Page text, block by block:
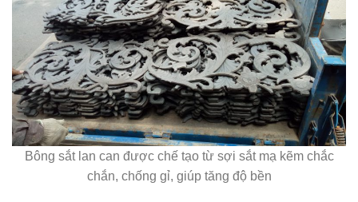
Bông sắt lan can được chế tạo từ sợi sắt mạ kẽm chắc
chắn, chống gỉ, giúp tăng độ bền